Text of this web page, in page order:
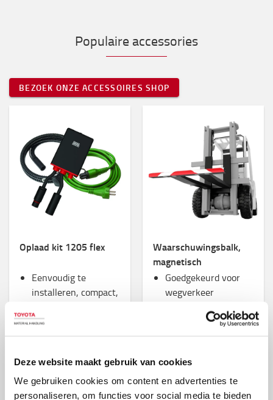
Deze website maakt gebruik van cookies
We gebruiken cookies om content en advertenties te
personaliseren, om functies voor social media te bieden
Populaire accessories
BEZOEK ONZE ACCESSOIRES SHOP
Oplaad kit 1205 flex
Eenvoudig te
installeren, compact,
flexibele kabels en
een verstelbare
Moderne
schakelmodustechnologie
behoudt uw batterij
Waarschuwingsbalk,
magnetisch
Goedgekeurd voor
wegverkeer
monteren:
Magnetische
alle soorten vorken